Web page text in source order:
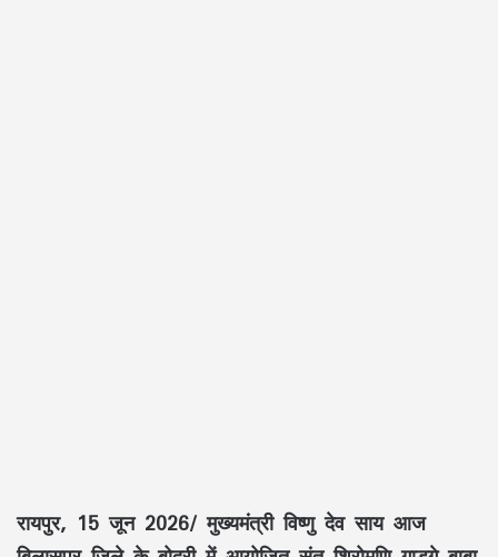
रायपुर, 15 जून 2026/ मुख्यमंत्रीविष्णु देव सायआज